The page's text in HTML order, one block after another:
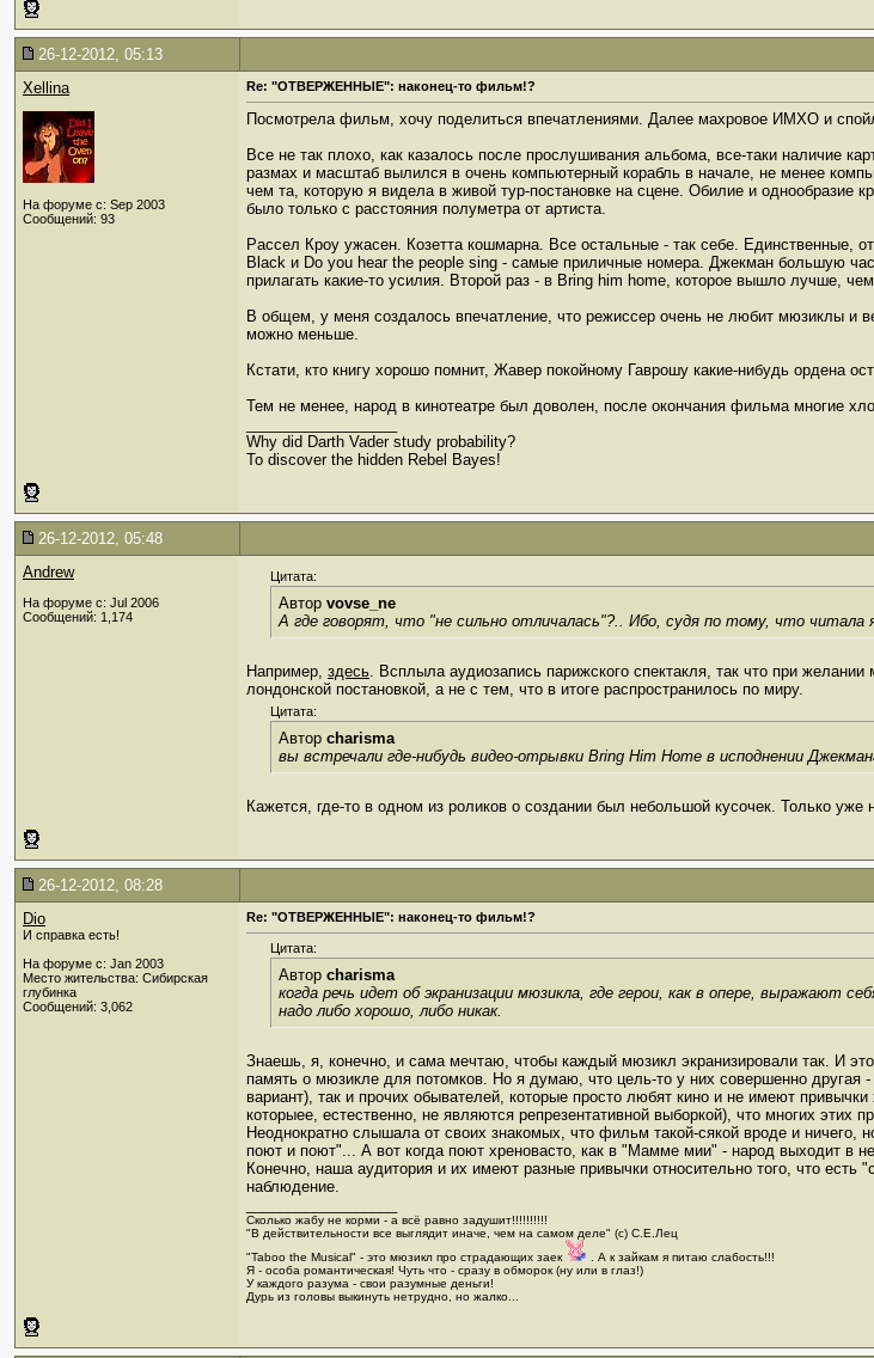
26-12-2012, 05:13
Xellina
На форуме с: Sep 2003
Сообщений: 93
Re: "ОТВЕРЖЕННЫЕ": наконец-то фильм!?
Посмотрела фильм, хочу поделиться впечатлениями. Далее махровое ИМХО и
Все не так плохо, как казалось после прослушивания альбома, все-таки наличие
размах и масштаб вылился в очень компьютерный корабль в начале, не менее
чем та, которую я видела в живой тур-постановке на сцене. Обилие и однообразие
было только с расстояния полуметра от артиста.
Рассел Кроу ужасен. Козетта кошмарна. Все остальные - так себе. Единственные,
Black и Do you hear the people sing - самые приличные номера. Джекман большую
прилагать какие-то усилия. Второй раз - в Bring him home, которое вышло лучше,
В общем, у меня создалось впечатление, что режиссер очень не любит мюзиклы и
можно меньше.
Кстати, кто книгу хорошо помнит, Жавер покойному Гаврошу какие-нибудь ордена
Тем не менее, народ в кинотеатре был доволен, после окончания фильма многие
Why did Darth Vader study probability?
To discover the hidden Rebel Bayes!
26-12-2012, 05:48
Andrew
На форуме с: Jul 2006
Сообщений: 1,174
Цитата:
Автор vovse_ne
А где говорят, что "не сильно отличалась"?.. Ибо, судя по тому, что читала
Например, здесь. Всплыла аудиозапись парижского спектакля, так что при
лондонской постановкой, а не с тем, что в итоге распространилось по миру.
Цитата:
Автор charisma
вы встречали где-нибудь видео-отрывки Bring Him Home в исподнении
Кажется, где-то в одном из роликов о создании был небольшой кусочек. Только
26-12-2012, 08:28
Dio
И справка есть!
На форуме с: Jan 2003
Место жительства: Сибирская
глубинка
Сообщений: 3,062
Re: "ОТВЕРЖЕННЫЕ": наконец-то фильм!?
Цитата:
Автор charisma
когда речь идет об экранизации мюзикла, где герои, как в опере, выражают
надо либо хорошо, либо никак.
Знаешь, я, конечно, и сама мечтаю, чтобы каждый мюзикл экранизировали так. И
память о мюзикле для потомков. Но я думаю, что цель-то у них совершенно
вариант), так и прочих обывателей, которые просто любят кино и не имеют
которыее, естественно, не являются репрезентативной выборкой), что многих
Неоднократно слышала от своих знакомых, что фильм такой-сякой вроде и
поют и поют"... А вот когда поют хреновасто, как в "Мамме мии" - народ выходит в
Конечно, наша аудитория и их имеют разные привычки относительно того, что
наблюдение.
Сколько жабу не корми - а всё равно задушит!!!!!!!!!!
"В действительности все выглядит иначе, чем на самом деле" (с) С.Е.Лец
"Taboo the Musical" - это мюзикл про страдающих заек
. А к зайкам я питаю слабость!!!
Я - особа романтическая! Чуть что - сразу в обморок (ну или в глаз!)
У каждого разума - свои разумные деньги!
Дурь из головы выкинуть нетрудно, но жалко...